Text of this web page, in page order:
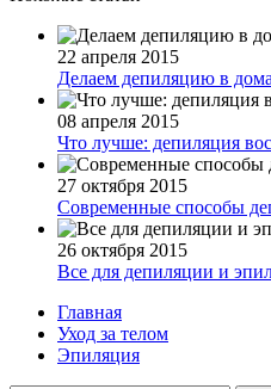
22 апреля 2015
Делаем депиляцию в
08 апреля 2015
Что лучше: депиляция
27 октября 2015
Современные способы
26 октября 2015
Все для депиляции и
Главная
Уход за телом
Эпиляция